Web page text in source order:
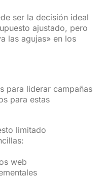
ser la decisión ideal
ajustado, pero
las agujas» en los
para liderar campañas
para estas
limitado
web